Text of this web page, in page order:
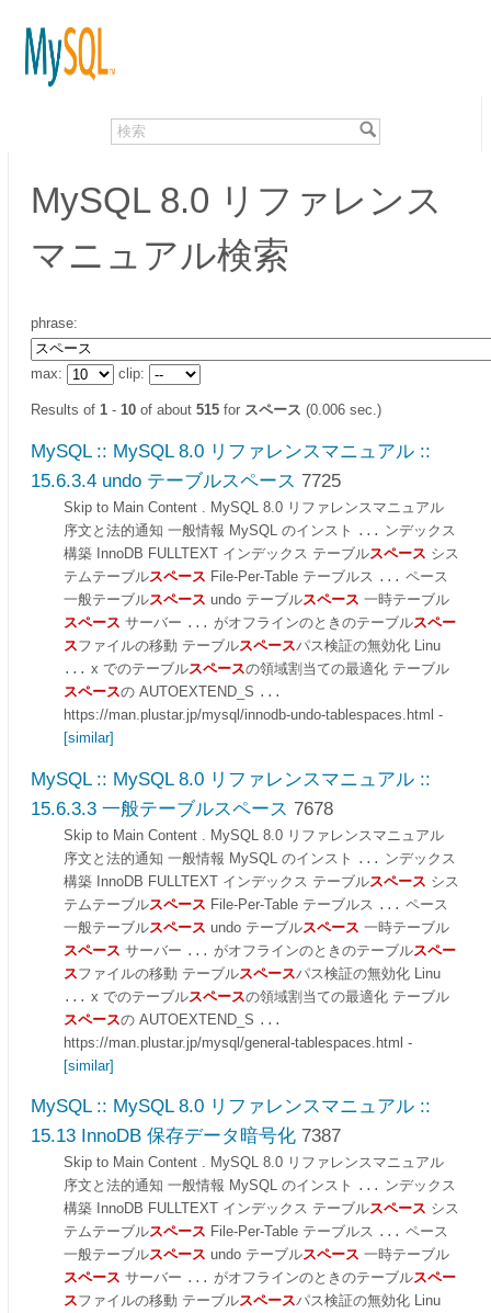
MySQL 8.0 リファレンス
マニュアル検索
phrase:
max: clip:
Results of 1 - 10 of about 515 for スペース (0.006 sec.)
MySQL :: MySQL 8.0 リファレンスマニュアル ::
15.6.3.4 undo テーブルスペース 7725
Skip to Main Content . MySQL 8.0 リファレンスマニュアル
序文と法的通知 一般情報 MySQL のインスト
...
ンデックス
構築 InnoDB FULLTEXT インデックス テーブルスペース シス
テムテーブルスペース File-Per-Table テーブルス ... ペース
一般テーブルスペース undo テーブルスペース 一時テーブル
スペース サーバー ... がオフラインのときのテーブルスペー
スファイルの移動 テーブルスペースパス検証の無効化 Linu
... x でのテーブルスペースの領域割当ての最適化 テーブル
スペースの AUTOEXTEND_S ...
https://man.plustar.jp/mysql/innodb-undo-tablespaces.html -
[similar]
MySQL :: MySQL 8.0 リファレンスマニュアル ::
15.6.3.3 一般テーブルスペース 7678
Skip to Main Content . MySQL 8.0 リファレンスマニュアル
序文と法的通知 一般情報 MySQL のインスト
...
ンデックス
構築 InnoDB FULLTEXT インデックス テーブルスペース シス
テムテーブルスペース File-Per-Table テーブルス ... ペース
一般テーブルスペース undo テーブルスペース 一時テーブル
スペース サーバー ... がオフラインのときのテーブルスペー
スファイルの移動 テーブルスペースパス検証の無効化 Linu
... x でのテーブルスペースの領域割当ての最適化 テーブル
スペースの AUTOEXTEND_S ...
https://man.plustar.jp/mysql/general-tablespaces.html -
[similar]
MySQL :: MySQL 8.0 リファレンスマニュアル ::
15.13 InnoDB 保存データ暗号化 7387
Skip to Main Content . MySQL 8.0 リファレンスマニュアル
序文と法的通知 一般情報 MySQL のインスト
...
ンデックス
構築 InnoDB FULLTEXT インデックス テーブルスペース シス
テムテーブルスペース File-Per-Table テーブルス ... ペース
一般テーブルスペース undo テーブルスペース 一時テーブル
スペース サーバー ... がオフラインのときのテーブルスペー
スファイルの移動 テーブルスペースパス検証の無効化 Linu